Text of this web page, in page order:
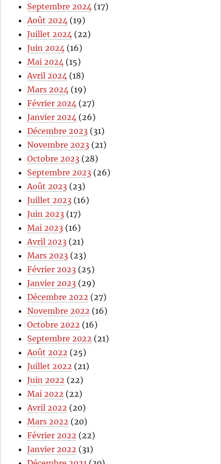
Septembre 2024 (17)
Août 2024 (19)
Juillet 2024 (22)
Juin 2024 (16)
Mai 2024 (15)
Avril 2024 (18)
Mars 2024 (19)
Février 2024 (27)
Janvier 2024 (26)
Décembre 2023 (31)
Novembre 2023 (21)
Octobre 2023 (28)
Septembre 2023 (26)
Août 2023 (23)
Juillet 2023 (16)
Juin 2023 (17)
Mai 2023 (16)
Avril 2023 (21)
Mars 2023 (23)
Février 2023 (25)
Janvier 2023 (29)
Décembre 2022 (27)
Novembre 2022 (16)
Octobre 2022 (16)
Septembre 2022 (21)
Août 2022 (25)
Juillet 2022 (21)
Juin 2022 (22)
Mai 2022 (22)
Avril 2022 (20)
Mars 2022 (20)
Février 2022 (22)
Janvier 2022 (31)